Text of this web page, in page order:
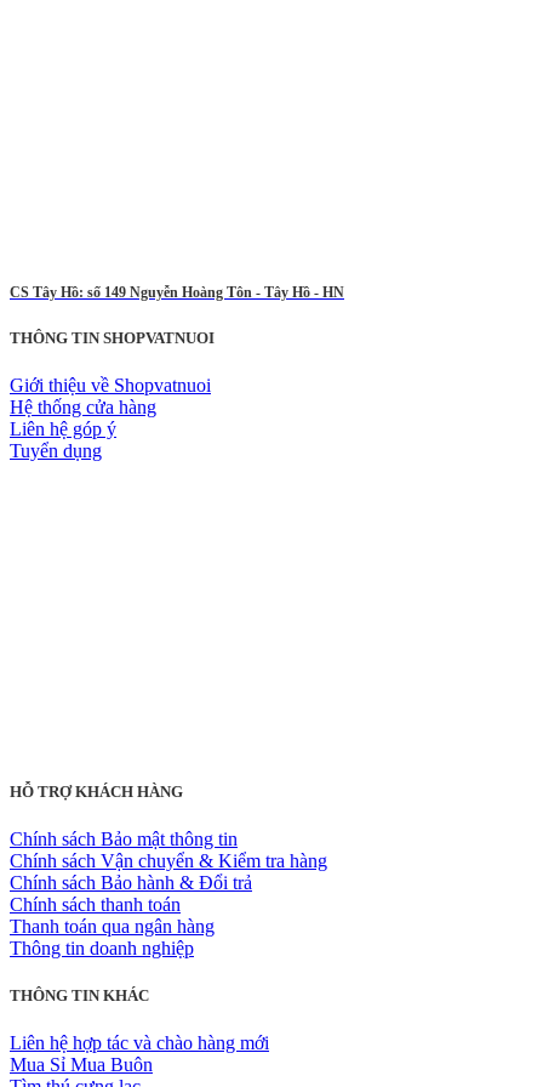
CS Tây Hồ: số 149 Nguyễn Hoàng Tôn - Tây Hồ - HN
THÔNG TIN SHOPVATNUOI
Giới thiệu về Shopvatnuoi
Hệ thống cửa hàng
Liên hệ góp ý
Tuyển dụng
HỖ TRỢ KHÁCH HÀNG
Chính sách Bảo mật thông tin
Chính sách Vận chuyển & Kiểm tra hàng
Chính sách Bảo hành & Đổi trả
Chính sách thanh toán
Thanh toán qua ngân hàng
Thông tin doanh nghiệp
THÔNG TIN KHÁC
Liên hệ hợp tác và chào hàng mới
Mua Sỉ Mua Buôn